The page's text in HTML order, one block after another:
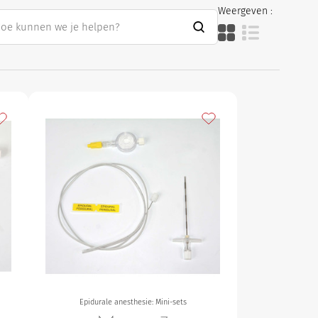
Weergeven :
aan mijn favorieten
Epidurale anesthesie: Mini-sets
Toevoegen aan mijn